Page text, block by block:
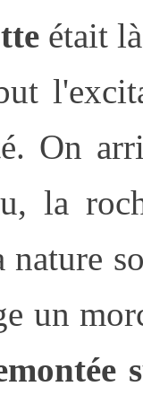
était
On
la
nature
un